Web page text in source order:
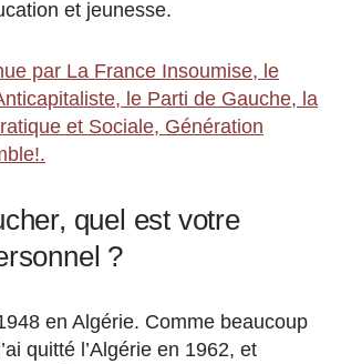
et jeunesse.
par La France Insoumise, le
le Parti de Gauche, la
et Sociale, Génération
quel est votre
?
en Algérie. Comme beaucoup
quitté l’Algérie en 1962, et